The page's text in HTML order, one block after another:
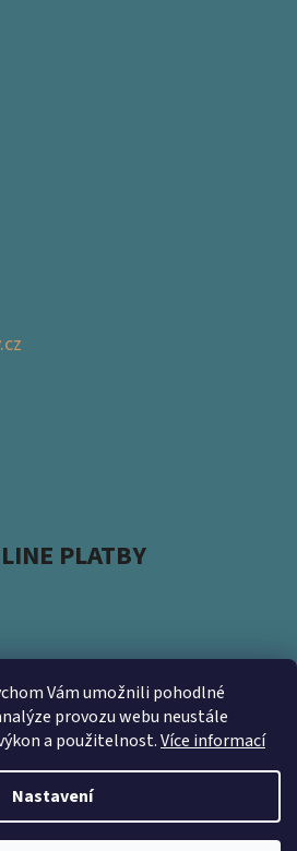
Vám umožnili pohodlné
provozu webu neustále
a použitelnost.Více informací
Nastavení
PLATBY
a zapojte se do projektu
použité obaly a přineste
www.kamsnim.cz/